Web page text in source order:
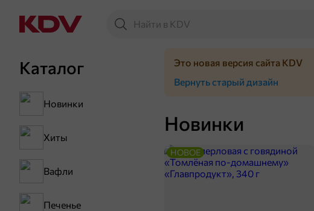
Каталог
Новинки
Хиты
Вафли
Печенье
Новинки
НОВОЕ
Это новая версия сайта KDV
Вернуть старый дизайн